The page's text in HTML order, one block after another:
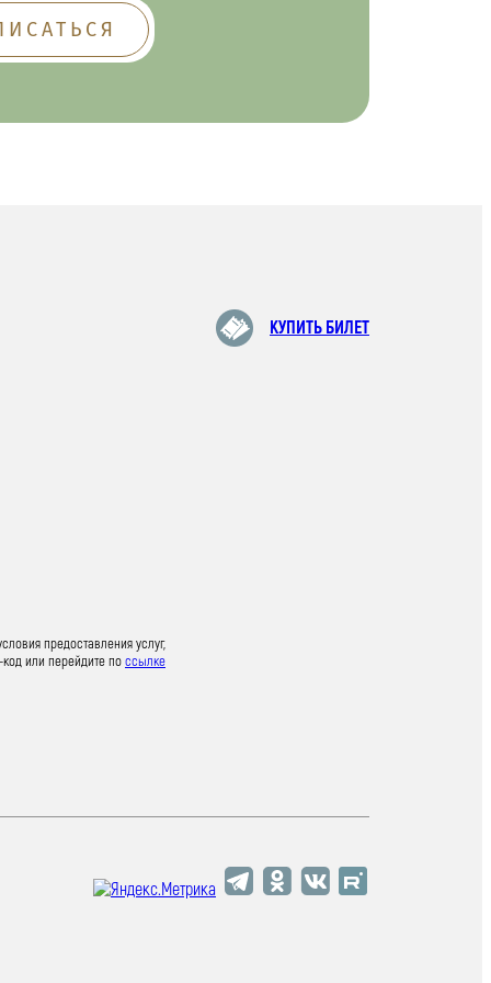
КУПИТЬ БИЛЕТ
предоставления услуг,
код или перейдите поссылке